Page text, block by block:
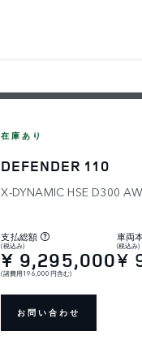
在庫あり
DEFENDER 110
X-DYNAMIC HSE D300
支払総額
(税込み)
¥ 9,295,000
(諸費用196,000円含む)
車両
(税込み)
¥
お問い合わせ